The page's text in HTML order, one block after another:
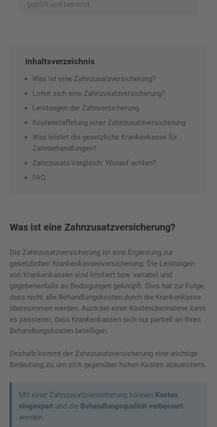
geprüft und bewertet
Inhaltsverzeichnis
Was ist eine Zahnzusatzversicherung?
Lohnt sich eine Zahnzusatzversicherung?
Leistungen der Zahnversicherung
Kostenstaffelung einer Zahnzusatzversicherung
Was leistet die gesetzliche Krankenkasse für
Zahnbehandlungen?
Zahnzusatz-Vergleich: Worauf achten?
FAQ
Was ist eine Zahnzusatzversicherung?
Die Zahnzusatzversicherung ist eine Ergänzung zur
gesetzlichen Krankenkassenversicherung. Die Leistungen
von Krankenkassen sind limitiert bzw. variabel und
gegebenenfalls an Bedingungen geknüpft. Dies hat zur Folge,
dass nicht alle Behandlungskosten durch die Krankenkasse
übernommen werden. Auch bei einer Kostenübernahme kann
es passieren, dass Krankenkassen sich nur partiell an Ihren
Behandlungskosten beteiligen.
Deshalb kommt der Zahnzusatzversicherung eine wichtige
Bedeutung zu, um sich gegenüber hohen Kosten abzusichern.
Mit einer Zahnzusatzversicherung können Kosten
eingespart und die Behandlungsqualität verbessert
werden.